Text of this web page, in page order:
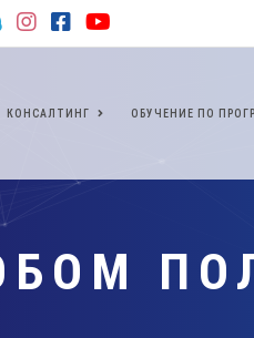
КОНСАЛТИНГ ОБУЧЕНИЕ ПО